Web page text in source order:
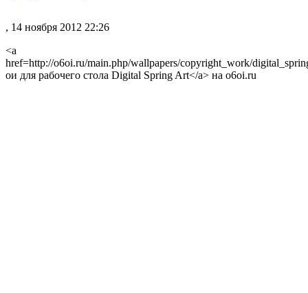
, 14 ноября 2012 22:26
<a
href=http://o6oi.ru/main.php/wallpapers/copyright_work/
ои для рабочего стола Digital Spring Art</a> на o6oi.ru